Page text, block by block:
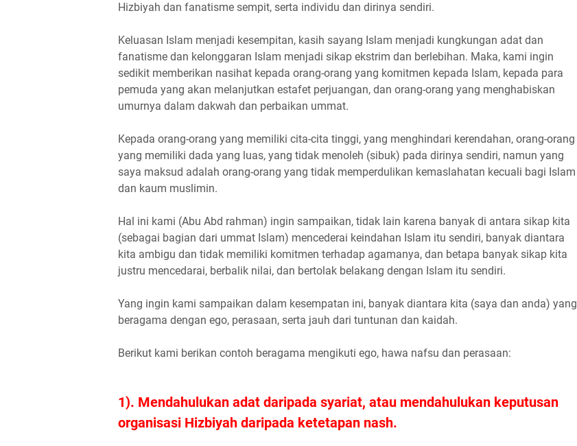
Hizbiyah dan fanatisme sempit, serta individu dan dirinya sendiri.
Keluasan Islam menjadi kesempitan, kasih sayang Islam menjadi kungkungan adat dan
fanatisme dan kelonggaran Islam menjadi sikap ekstrim dan berlebihan. Maka, kami ingin
sedikit memberikan nasihat kepada orang-orang yang komitmen kepada Islam, kepada para
pemuda yang akan melanjutkan estafet perjuangan, dan orang-orang yang menghabiskan
umurnya dalam dakwah dan perbaikan ummat.
Kepada orang-orang yang memiliki cita-cita tinggi, yang menghindari kerendahan, orang-orang
yang memiliki dada yang luas, yang tidak menoleh (sibuk) pada dirinya sendiri, namun yang
saya maksud adalah orang-orang yang tidak memperdulikan kemaslahatan kecuali bagi Islam
dan kaum muslimin.
Hal ini kami (Abu Abd rahman) ingin sampaikan, tidak lain karena banyak di antara sikap kita
(sebagai bagian dari ummat Islam) mencederai keindahan Islam itu sendiri, banyak diantara
kita ambigu dan tidak memiliki komitmen terhadap agamanya, dan betapa banyak sikap kita
justru mencedarai, berbalik nilai, dan bertolak belakang dengan Islam itu sendiri.
Yang ingin kami sampaikan dalam kesempatan ini, banyak diantara kita (saya dan anda) yang
beragama dengan ego, perasaan, serta jauh dari tuntunan dan kaidah.
Berikut kami berikan contoh beragama mengikuti ego, hawa nafsu dan perasaan:
1). Mendahulukan adat daripada syariat, atau mendahulukan keputusan
organisasi Hizbiyah daripada ketetapan nash.